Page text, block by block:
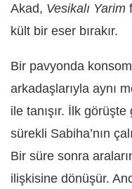
Akad, Vesikalı Yarim
kült bir eser bırakır.
Bir pavyonda
arkadaşlarıyla aynı
ile tanışır. İlk
sürekli Sabiha’nın
Bir süre sonra
ilişkisine dönüşür.